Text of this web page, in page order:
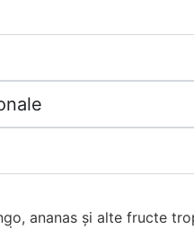
ananas și alte fructe